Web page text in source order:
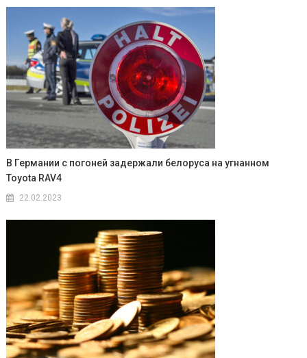
В Германии с погоней задержали белоруса на угнанном
Toyota RAV4
22.02.2023